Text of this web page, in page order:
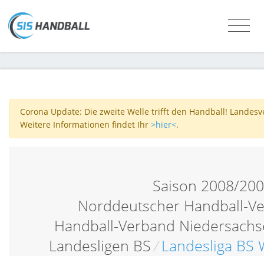
Corona Update: Die zweite Welle trifft den Handball!
Weitere Informationen findet Ihr >hier<.
Saison 2008/
Norddeutscher Handball-
Handball-Verband
Landesligen BS/ Landesliga BS